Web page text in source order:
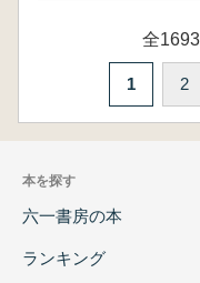
全
1 2
本を探す
六一書房の本
ランキング